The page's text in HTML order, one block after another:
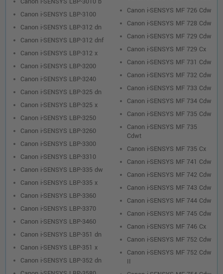
Canon i-SENSYS LBP-3100
Canon i-SENSYS LBP-312 dn
Canon i-SENSYS LBP-312 dnf
Canon i-SENSYS LBP-312 x
Canon i-SENSYS LBP-3200
Canon i-SENSYS LBP-3240
Canon i-SENSYS LBP-325 dn
Canon i-SENSYS LBP-325 x
Canon i-SENSYS LBP-3250
Canon i-SENSYS LBP-3260
Canon i-SENSYS LBP-3300
Canon i-SENSYS LBP-3310
Canon i-SENSYS LBP-335 dw
Canon i-SENSYS LBP-335 x
Canon i-SENSYS LBP-3360
Canon i-SENSYS LBP-3370
Canon i-SENSYS LBP-3460
Canon i-SENSYS LBP-351 dn
Canon i-SENSYS LBP-351 x
Canon i-SENSYS LBP-352 dn
Canon i-SENSYS MF 726 Cdw
Canon i-SENSYS MF 728 Cdw
Canon i-SENSYS MF 729 Cdw
Canon i-SENSYS MF 729 Cx
Canon i-SENSYS MF 731 Cdw
Canon i-SENSYS MF 732 Cdw
Canon i-SENSYS MF 733 Cdw
Canon i-SENSYS MF 734 Cdw
Canon i-SENSYS MF 735 Cdw
Canon i-SENSYS MF 735
Cdwt
Canon i-SENSYS MF 735 Cx
Canon i-SENSYS MF 741 Cdw
Canon i-SENSYS MF 742 Cdw
Canon i-SENSYS MF 743 Cdw
Canon i-SENSYS MF 744 Cdw
Canon i-SENSYS MF 745 Cdw
Canon i-SENSYS MF 746 Cx
Canon i-SENSYS MF 752 Cdw
Canon i-SENSYS MF 752 Cdw
II